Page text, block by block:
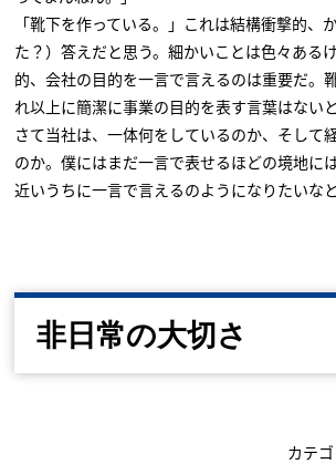
「靴下を作っている。」これは結構衝撃的、
た？）答えだと思う。細かいことは色々ある
的、会社の目的を一言で言えるのは重要だ。
れ以上に簡潔に事業の目的を表す言葉はないと
さて当社は、一体何をしているのか、そして
のか。僕にはまだ一言で表せるほどの境地に
近いうちに一言で言えるのようになりたいな
非日常の大切さ
カテ